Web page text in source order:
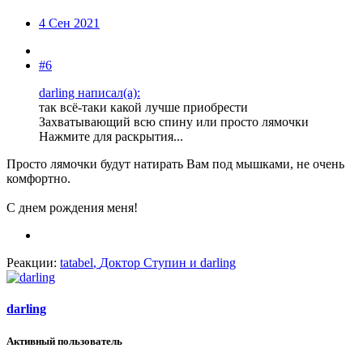
4 Сен 2021
#6
darling написал(а):
так всё-таки какой лучше приобрести
Захватывающий всю спину или просто лямочки
Нажмите для раскрытия...
Просто лямочки будут натирать Вам под мышками, не очень
комфортно.
С днем рождения меня!
Реакции: tatabel, Доктор Ступин и darling
darling
Активный пользователь